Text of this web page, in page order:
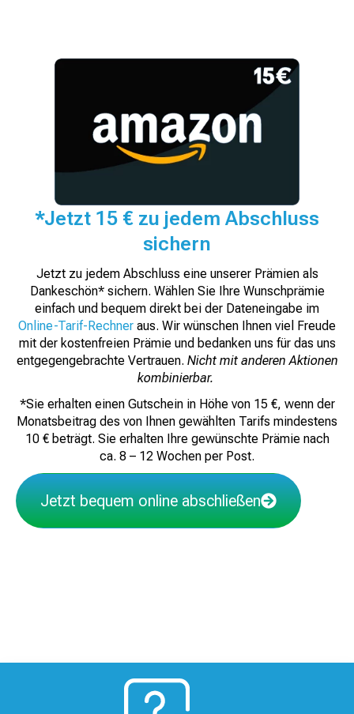
*Jetzt 15 € zu jedem Abschluss
sichern
Jetzt zu jedem Abschluss eine unserer Prämien als
Dankeschön* sichern. Wählen Sie Ihre Wunschprämie
einfach und bequem direkt bei der Dateneingabe im
Online-Tarif-Rechner aus. Wir wünschen Ihnen viel Freude
mit der kostenfreien Prämie und bedanken uns für das uns
entgegengebrachte Vertrauen. Nicht mit anderen Aktionen
kombinierbar.
*Sie erhalten einen Gutschein in Höhe von 15 €, wenn der
Monatsbeitrag des von Ihnen gewählten Tarifs mindestens
10 € beträgt. Sie erhalten Ihre gewünschte Prämie nach
ca. 8 – 12 Wochen per Post.
Jetzt bequem online abschließen